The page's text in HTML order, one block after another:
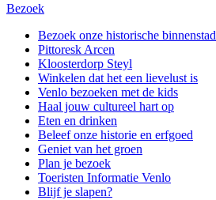
Bezoek
Bezoek onze historische binnenstad
Pittoresk Arcen
Kloosterdorp Steyl
Winkelen dat het een lievelust is
Venlo bezoeken met de kids
Haal jouw cultureel hart op
Eten en drinken
Beleef onze historie en erfgoed
Geniet van het groen
Plan je bezoek
Toeristen Informatie Venlo
Blijf je slapen?